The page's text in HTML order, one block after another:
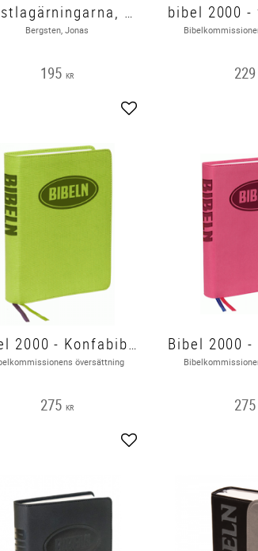
Apostlagärningarna, Kärnbibeln
Bergsten, Jonas
195 KR
Lägg till i favoriter
229
Bibel 2000 - Konfabibel - mjukband, limegrön, 200 x 140 x 30mm
översättning
275 KR
Lägg till i favoriter
275